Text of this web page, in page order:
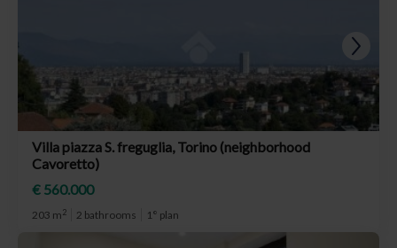
Villa piazza S. freguglia, Torino (neighborhood
Cavoretto)
€ 560.000
203 m2 2 bathrooms 1° plan